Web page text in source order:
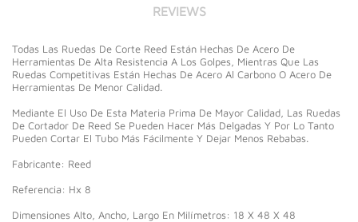
REVIEWS
Todas Las Ruedas De Corte Reed Están Hechas De Acero De
Herramientas De Alta Resistencia A Los Golpes, Mientras Que Las
Ruedas Competitivas Están Hechas De Acero Al Carbono O Acero De
Herramientas De Menor Calidad.
Mediante El Uso De Esta Materia Prima De Mayor Calidad, Las Ruedas
De Cortador De Reed Se Pueden Hacer Más Delgadas Y Por Lo Tanto
Pueden Cortar El Tubo Más Fácilmente Y Dejar Menos Rebabas.
Fabricante: Reed
Referencia: Hx 8
Dimensiones Alto, Ancho, Largo En Milímetros: 18 X 48 X 48